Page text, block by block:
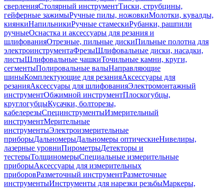
сверленияСтолярный инструментТиски, струбцины,
гейферные зажимыРучные пилы, ножовкиМолотки, кувалды,
киянкиНапильникиРучные стамескиРубанки, рашпили
ручныеОснастка и аксессуары для резания и
шлифованияОтрезные, пильные дискиПильные полотна для
электроинструментаФрезыШлифовальные диски, насадки,
листыШлифовальные чашкиТочильные камни, круги,
сегментыПолировальные валыНаправляющие
шиныКомплектующие для резанияАксессуары для
резанияАксессуары для шлифованияЭлектромонтажный
инструментОбжимной инструментПлоскогубцы,
круглогубцыКусачки, болторезы,
кабелерезыСпецинструментыИзмерительный
инструментМерительные
инструментыЭлектроизмерительные
приборыДальномерыДальномеры оптическиеНивелиры,
лазерные уровниПирометрыДетекторы и
тестерыТолщиномерыСпециальные измерительные
приборыАксессуары для измерительных
приборовРазметочный инструментРазметочные
инструментыИнструменты для нарезки резьбыМаркеры,